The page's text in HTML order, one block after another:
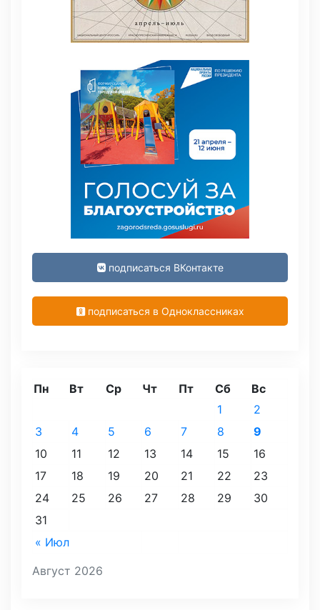
подписаться ВКонтакте
подписаться в Одноклассниках
Август 2026
Пн Вт Ср Чт Пт Сб Вс
« Июл
1
2
3
4 5 6 7 8
9
10
11 12 13 14 15
16
17
18 19 20 21 22
23
24
25 26 27 28 29
30
31